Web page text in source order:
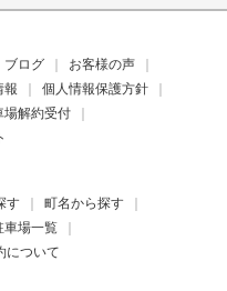
ブログ
お客様の声
報
個人情報保護方針
場解約受付
す
町名から探す
車場一覧
について